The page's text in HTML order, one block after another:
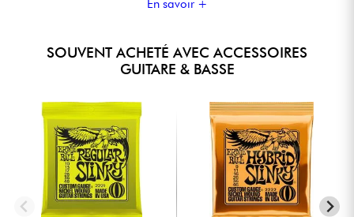
En savoir +
SOUVENT ACHETÉ AVEC ACCESSOIRES
GUITARE & BASSE